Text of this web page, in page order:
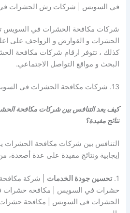
في السويس | شركات رش الحشرات
شركات مكافحة الحشرات في السويس
الحشرات و القوارض و الزواحف على
كذلك ، تتوفر ارقام شركات مكافحة
البحث و مواقع التواصل الاجتماعي.
13. شركات مكافحة الحشرات في السويس
كيف يعد التنافس بين شركات مكافحة
نتائج مفيدة؟
التنافس بين شركات مكافحة الحشرات
إيجابية ونتائج مفيدة على عدة أصعدة،
1. تحسين جودة الخدمات | شركة
حشرات في السويس | مكافحه حشرات
الحشرات في السويس | مكافحة